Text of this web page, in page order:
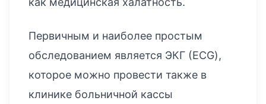
Первичным и наиболее простым
обследованием является ЭКГ (ECG),
которое можно провести также в
клинике больничной кассы